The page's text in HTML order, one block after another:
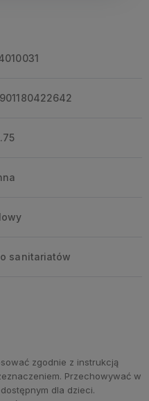
sanitariatów
zgodnie z instrukcją
Przechowywać w
dla dzieci.